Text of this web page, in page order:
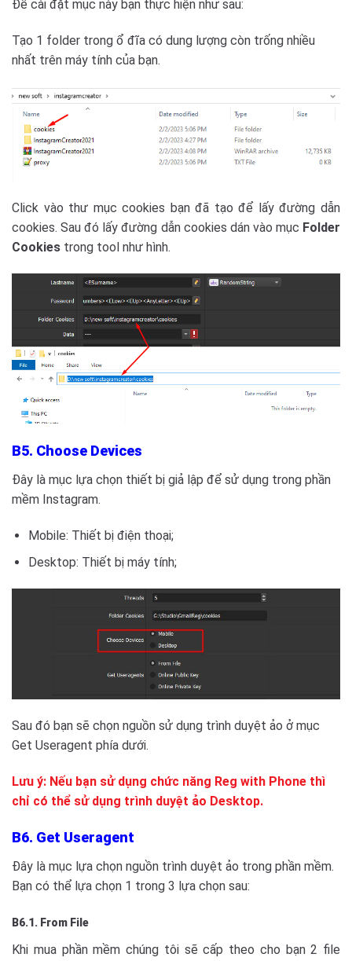
Để cài đặt mục này bạn thực hiện như sau:
Tạo 1 folder trong ổ đĩa có dung lượng còn trống nhiều
nhất trên máy tính của bạn.
Click vào thư mục cookies bạn đã tạo để lấy đường dẫn
cookies. Sau đó lấy đường dẫn cookies dán vào mục Folder
Cookies trong tool như hình.
B5. Choose Devices
Đây là mục lựa chọn thiết bị giả lập để sử dụng trong phần
mềm Instagram.
Mobile: Thiết bị điện thoại;
Desktop: Thiết bị máy tính;
Sau đó bạn sẽ chọn nguồn sử dụng trình duyệt ảo ở mục
Get Useragent phía dưới.
Lưu ý: Nếu bạn sử dụng chức năng Reg with Phone thì
chỉ có thể sử dụng trình duyệt ảo Desktop.
B6. Get Useragent
Đây là mục lựa chọn nguồn trình duyệt ảo trong phần mềm.
Bạn có thể lựa chọn 1 trong 3 lựa chọn sau:
B6.1. From File
Khi mua phần mềm chúng tôi sẽ cấp theo cho bạn 2 file